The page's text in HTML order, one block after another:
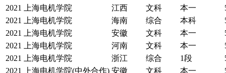
2021
上海电机学院 江西 文科 本一
2021
上海电机学院 海南 综合 本科
2021
上海电机学院 安徽 文科 本一
2021
上海电机学院 河南 文科 本一
2021
上海电机学院 浙江 综合 1段
2021
上海电机学院(中外合作) 安徽 文科 本一